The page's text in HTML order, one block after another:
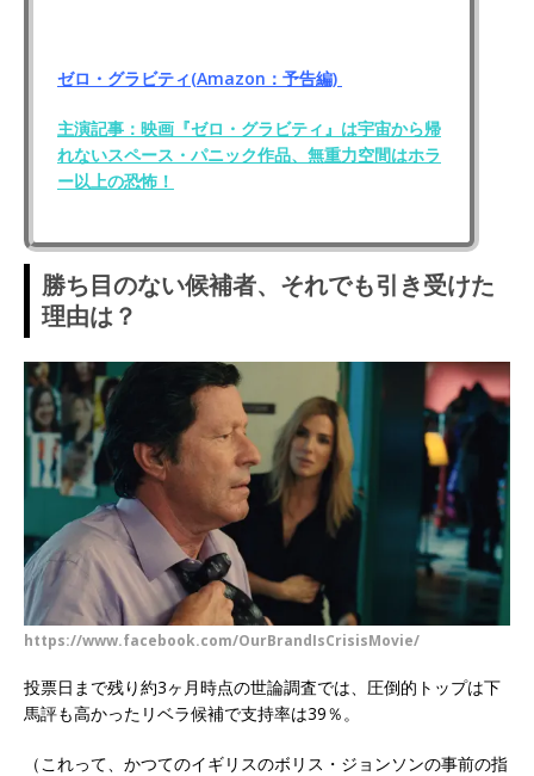
ゼロ・グラビティ(Amazon：予告編)
主演記事：映画『ゼロ・グラビティ』は宇宙から帰
れないスペース・パニック作品、無重力空間はホラ
ー以上の恐怖！
勝ち目のない候補者、それでも引き受けた
理由は？
https://www.facebook.com/OurBrandIsCrisisMovie/
投票日まで残り約3ヶ月時点の世論調査では、圧倒的トップは下
馬評も高かったリベラ候補で支持率は39％。
（これって、かつてのイギリスのボリス・ジョンソンの事前の指